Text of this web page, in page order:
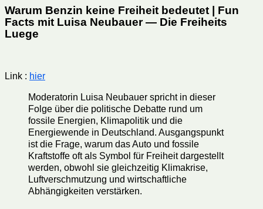
Warum Benzin keine Freiheit bedeutet | Fun
Facts mit Luisa Neubauer — Die Freiheits
Luege
Link : hier
Moderatorin Luisa Neubauer spricht in dieser
Folge über die politische Debatte rund um
fossile Energien, Klimapolitik und die
Energiewende in Deutschland. Ausgangspunkt
ist die Frage, warum das Auto und fossile
Kraftstoffe oft als Symbol für Freiheit dargestellt
werden, obwohl sie gleichzeitig Klimakrise,
Luftverschmutzung und wirtschaftliche
Abhängigkeiten verstärken.